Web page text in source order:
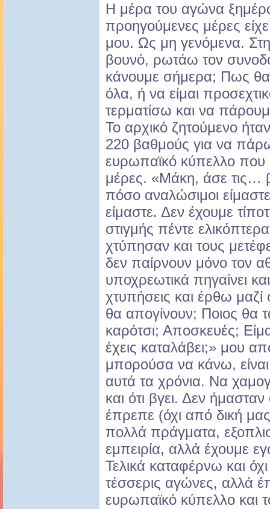
Η μέρα του αγώνα
προηγούμενες μέρες
μου. Ως μη γενόμενα.
βουνό, ρωτάω τον
κάνουμε σήμερα; Πως
όλα, ή να είμαι
τερματίσω και να
Το αρχικό ζητούμενο
220 βαθμούς για να
ευρωπαϊκό κύπελλο που
μέρες. «Μάκη, άσε τις…
πόσο αναλώσιμοι
είμαστε. Δεν έχουμε
στιγμής πέντε
χτύπησαν και τους
δεν παίρνουν μόνο τον
υποχρεωτικά πηγαίνει
χτυπήσεις και έρθω
θα απογίνουν; Ποιος θα
καρότσι; Αποσκευές;
έχεις καταλάβει;» μου
μπορούσα να κάνω,
αυτά τα χρόνια. Να
και ότι βγει. Δεν
έπρεπε (όχι από δική
πολλά πράγματα,
εμπειρία, αλλά έχουμε
Τελικά καταφέρνω και
τέσσερις αγώνες, αλλά
ευρωπαϊκό κύπελλο και